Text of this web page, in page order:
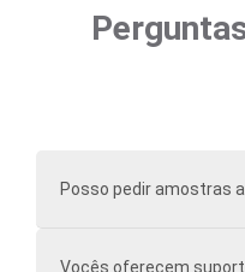
Posso pedir amostras
Vocês oferecem